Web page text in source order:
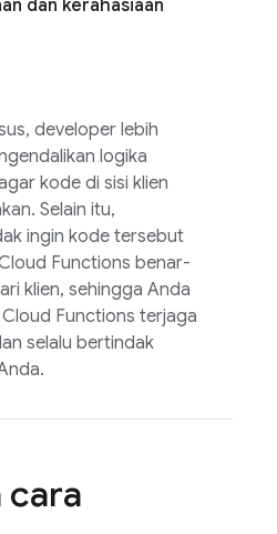
dan kerahasiaan
developer lebih
logika
kode di sisi klien
Selain itu,
ingin kode tersebut
Functions benar-
klien, sehingga Anda
Functions terjaga
selalu bertindak
cara